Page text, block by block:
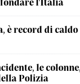
è record di caldo
le
Polizia